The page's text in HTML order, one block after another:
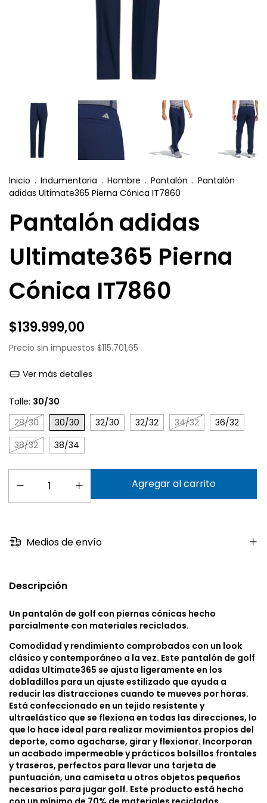
Inicio . Indumentaria . Hombre . Pantalón . Pantalón
adidas Ultimate365 Pierna Cónica IT7860
Pantalón adidas
Ultimate365 Pierna
Cónica IT7860
$139.999,00
Precio sin impuestos $115.701,65
Ver más detalles
Talle: 30/30
28/30
30/30 32/30 32/32 34/32
36/32
38/32
38/34
Medios de envío
Descripción
Un pantalón de golf con piernas cónicas hecho
parcialmente con materiales reciclados.
Comodidad y rendimiento comprobados con un look
clásico y contemporáneo a la vez. Este pantalón de golf
adidas Ultimate365 se ajusta ligeramente en los
dobladillos para un ajuste estilizado que ayuda a
reducir las distracciones cuando te mueves por horas.
Está confeccionado en un tejido resistente y
ultraelástico que se flexiona en todas las direcciones, lo
que lo hace ideal para realizar movimientos propios del
deporte, como agacharse, girar y flexionar. Incorporan
un acabado impermeable y prácticos bolsillos frontales
y traseros, perfectos para llevar una tarjeta de
puntuación, una camiseta u otros objetos pequeños
necesarios para jugar golf. Este producto está hecho